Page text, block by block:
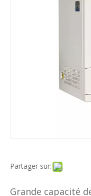
Partager sur:
Grande capacité